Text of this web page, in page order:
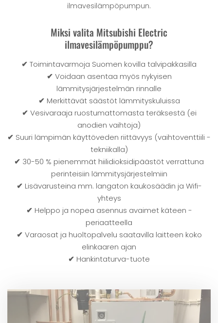
ilmavesilämpöpumpun.
Miksi valita Mitsubishi Electric
ilmavesilämpöpumppu?
✔ Toimintavarmoja Suomen kovilla talvipakkasilla
✔ Voidaan asentaa myös nykyisen
lämmitysjärjestelmän rinnalle
✔ Merkittävät säästöt lämmityskuluissa
✔ Vesivaraaja ruostumattomasta teräksestä (ei
anodien vaihtoja)
✔ Suuri lämpimän käyttöveden riittävyys (vaihtoventtiili -
tekniikalla)
✔ 30-50 % pienemmät hiilidioksidipäästöt verrattuna
perinteisiin lämmitysjärjestelmiin
✔ Lisävarusteina mm. langaton kaukosäädin ja Wifi-
yhteys
✔ Helppo ja nopea asennus avaimet käteen -
periaatteella
✔ Varaosat ja huoltopalvelu saatavilla laitteen koko
elinkaaren ajan
✔ Hankintaturva-tuote